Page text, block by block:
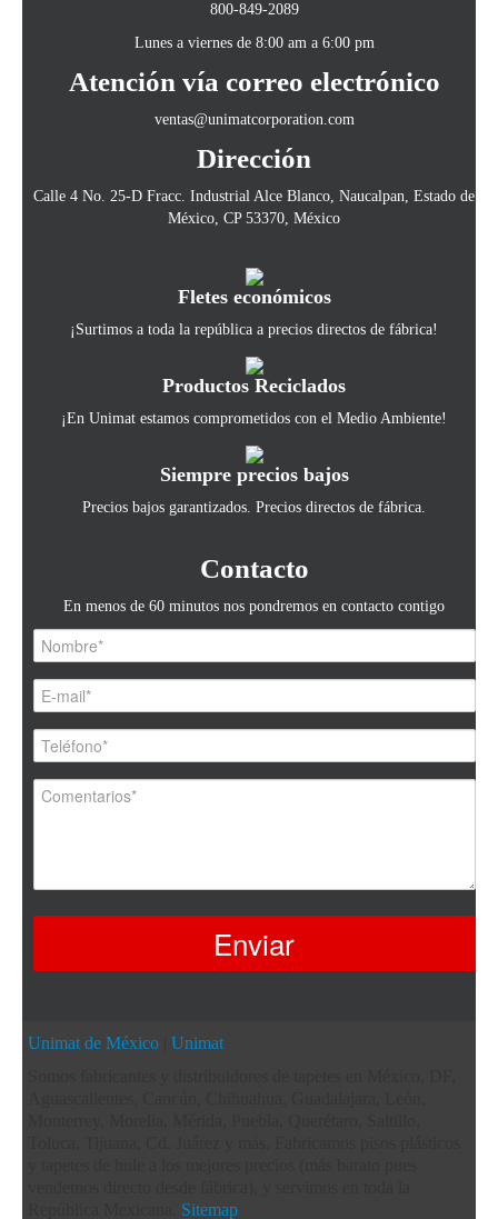
800-849-2089
Lunes a viernes de 8:00 am a 6:00 pm
Atención vía correo electrónico
ventas@unimatcorporation.com
Dirección
Calle 4 No. 25-D Fracc. Industrial Alce Blanco, Naucalpan, Estado de
México, CP 53370, México
Fletes económicos
¡Surtimos a toda la república a precios directos de fábrica!
Productos Reciclados
¡En Unimat estamos comprometidos con el Medio Ambiente!
Siempre precios bajos
Precios bajos garantizados. Precios directos de fábrica.
Contacto
En menos de 60 minutos nos pondremos en contacto contigo
Unimat de México
Unimat
Sitemap